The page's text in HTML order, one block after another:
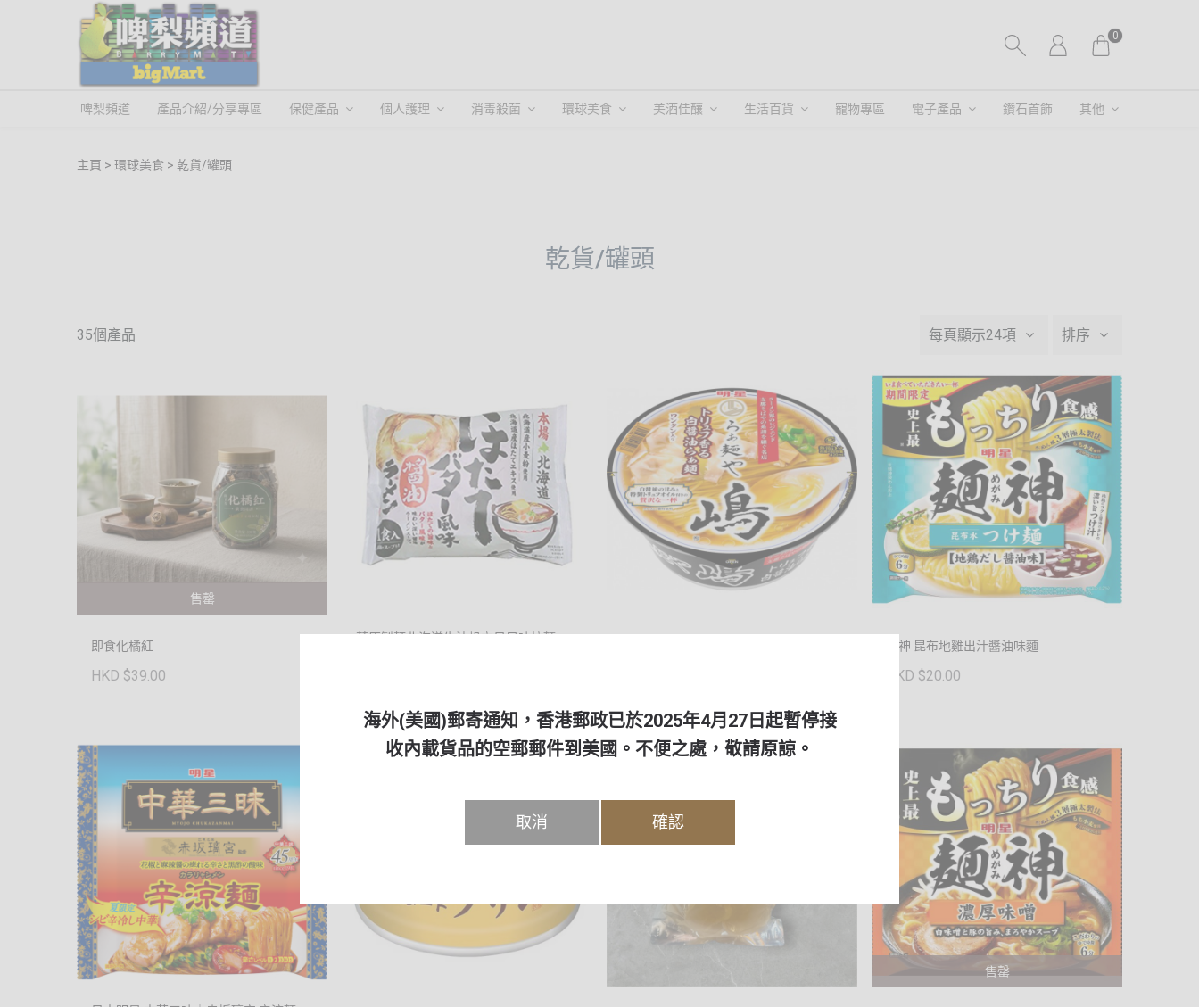
0
啤梨頻道 產品介紹/分享專區 保健產品 個人護理 消毒殺菌 環球美食 美酒佳釀 生活百貨 寵物專區 電子產品 鑽石首飾 其他
主頁 環球美食 乾貨/罐頭
乾貨/罐頭
每頁顯示24項 排序
35個產品
售罄
即食化橘紅
HKD $39.00
藤原製麺北海道牛油帆立貝風味拉麵
麵神 昆布地雞出汁醬油味麵
HKD $20.00
售罄
海外(美國)郵寄通知，香港郵政已於2025年4月27日起暫停接
收內載貨品的空郵郵件到美國。不便之處，敬請原諒。
取消 確認